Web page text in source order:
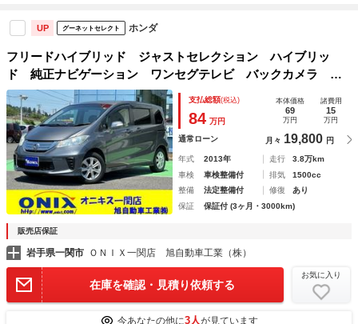
UP グーネットセレクト ホンダ
フリードハイブリッド ジャストセレクション ハイブリッ
ド 純正ナビゲーション ワンセグテレビ バックカメラ 左
側パワースライドドア ＨＩＤヘッドライト クルーズコント
ロール キーフリー 純正１５インチアルミホイール
支払総額(税込)
84 万円
本体価格
69
万円
諸費用
15
万円
通常ローン 月々 19,800 円
年式 2013年 走行
3.8万km
車検
車検整備付 排気
1500cc
整備
法定整備付 修復
あり
保証
保証付 (3ヶ月・3000km)
販売店保証
岩手県一関市 ＯＮＩＸ一関店 旭自動車工業（株）
在庫を確認・見積り依頼する
お気に入り
今あなたの他に3人が見ています